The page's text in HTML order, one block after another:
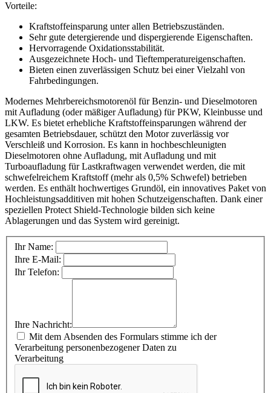
Vorteile:
Kraftstoffeinsparung unter allen Betriebszuständen.
Sehr gute detergierende und dispergierende Eigenschaften.
Hervorragende Oxidationsstabilität.
Ausgezeichnete Hoch- und Tieftemperatureigenschaften.
Bieten einen zuverlässigen Schutz bei einer Vielzahl von
Fahrbedingungen.
Modernes Mehrbereichsmotorenöl für Benzin- und Dieselmotoren
mit Aufladung (oder mäßiger Aufladung) für PKW, Kleinbusse und
LKW. Es bietet erhebliche Kraftstoffeinsparungen während der
gesamten Betriebsdauer, schützt den Motor zuverlässig vor
Verschleiß und Korrosion. Es kann in hochbeschleunigten
Dieselmotoren ohne Aufladung, mit Aufladung und mit
Turboaufladung für Lastkraftwagen verwendet werden, die mit
schwefelreichem Kraftstoff (mehr als 0,5% Schwefel) betrieben
werden. Es enthält hochwertiges Grundöl, ein innovatives Paket von
Hochleistungsadditiven mit hohen Schutzeigenschaften. Dank einer
speziellen Protect Shield-Technologie bilden sich keine
Ablagerungen und das System wird gereinigt.
Ihr Name:
Ihre E-Mail:
Ihr Telefon:
Ihre Nachricht:
Mit dem Absenden des Formulars stimme ich der
Verarbeitung personenbezogener Daten zu
Verarbeitung